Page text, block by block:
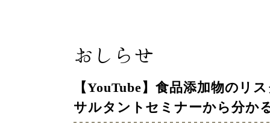
おしらせ
【YouTube】食品添加物のリ
サルタントセミナーから分か